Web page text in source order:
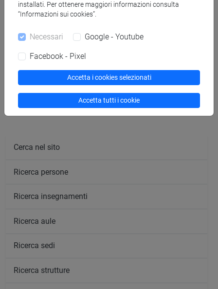
Materiali su Moodle
Corsi di studio e percorsi
- Laurea magistrale (DM270)
Cerca nel sito
Ricerca persone
Ricerca insegnamenti
Ricerca aule
Ricerca sedi
Ricerca strutture
installati. Per ottenere maggiori informazioni consulta
“Informazioni sui cookies”.
Necessari Google - Youtube
Facebook - Pixel
Accetta i cookies selezionati
Accetta tutti i cookie